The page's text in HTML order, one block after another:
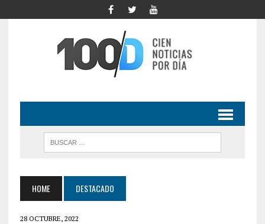
HOME DESTACADO
28 OCTUBRE, 2022